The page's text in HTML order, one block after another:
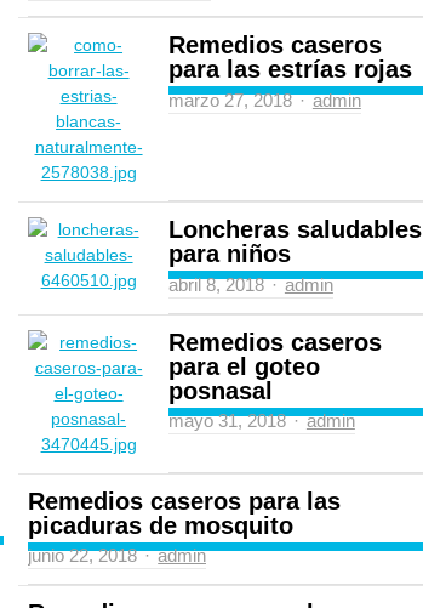
Remedios caseros
para las estrías rojas
marzo 27, 2018 Author
admin
Loncheras saludables
para niños
abril 8, 2018 Author
admin
Remedios caseros
para el goteo
posnasal
mayo 31, 2018 Author
admin
Remedios caseros para las
picaduras de mosquito
junio 22, 2018 Author
admin